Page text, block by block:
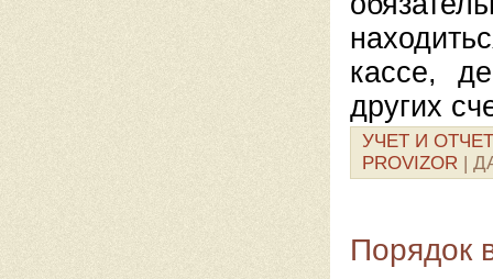
кассе,
других
УЧЕТ И
PROVIZOR |
Порядок